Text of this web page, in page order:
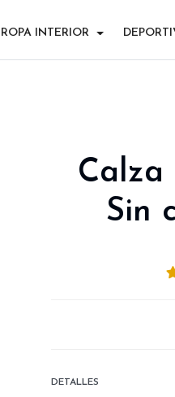
ROPA INTERIOR
Calza
Sin
DETALLES